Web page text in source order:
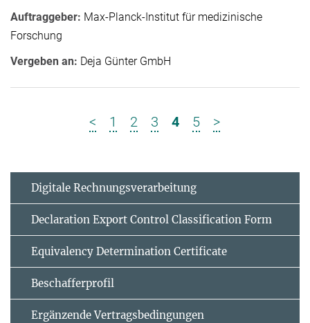
Auftraggeber: Max-Planck-Institut für medizinische
Forschung
Vergeben an: Deja Günter GmbH
< 1 2 3 4 5 >
Digitale Rechnungsverarbeitung
Declaration Export Control Classification Form
Equivalency Determination Certificate
Beschafferprofil
Ergänzende Vertrags­bedingungen